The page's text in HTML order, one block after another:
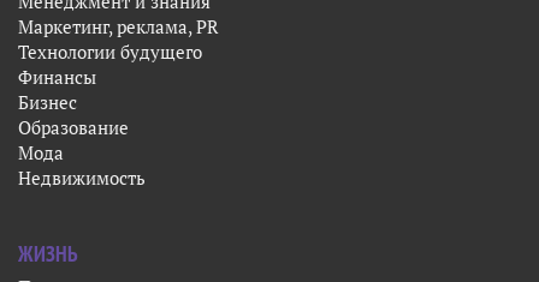
О НАС
О нас
РУБРИКИ
Менеджмент и знания
Финансы